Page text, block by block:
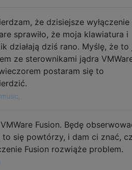
że dzisiejsze wyłączenie
sprawiło, że moja klawiatura i
działają dziś rano. Myślę, że to
ze sterownikami jądra
postaram się to
Fusion. Będę
to się powtórzy, i dam ci znać,
Fusion rozwiąże problem.